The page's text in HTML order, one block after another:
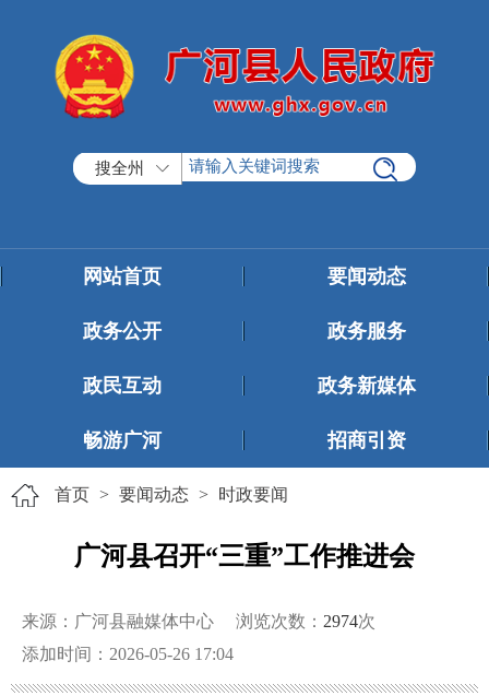
搜全州
网站首页 要闻动态
政务公开 政务服务
政民互动 政务新媒体
畅游广河 招商引资
首页 > 要闻动态 > 时政要闻
广河县召开“三重”工作推进会
来源：广河县融媒体中心 浏览次数： 2974次
添加时间：2026-05-26 17:04